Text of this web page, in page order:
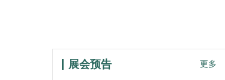
展会预告 更多